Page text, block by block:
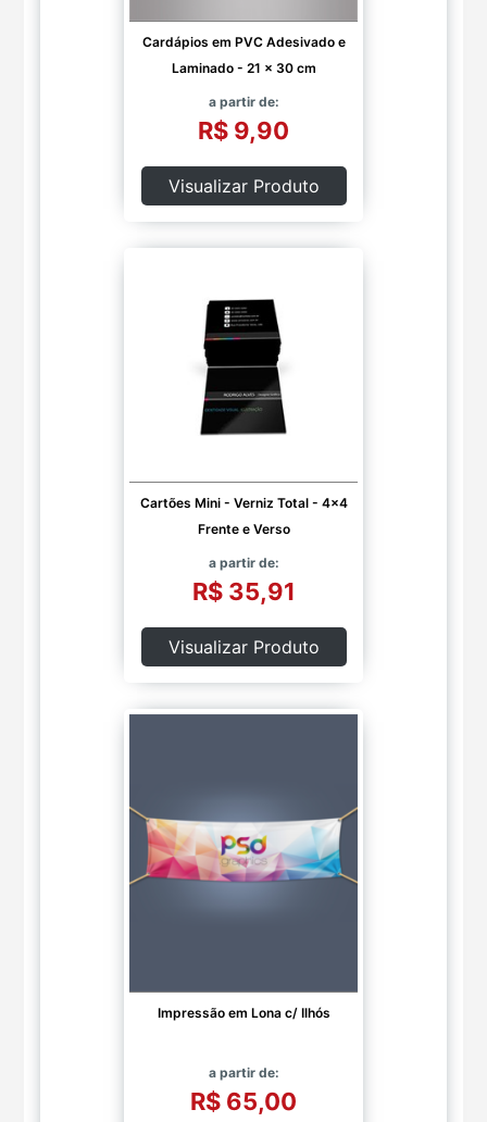
Cardápios em PVC Adesivado e
Laminado - 21 x 30 cm
a partir de:
R$ 9,90
Visualizar Produto
Cartões Mini - Verniz Total - 4x4
Frente e Verso
a partir de:
R$ 35,91
Visualizar Produto
Impressão em Lona c/ Ilhós
a partir de:
R$ 65,00